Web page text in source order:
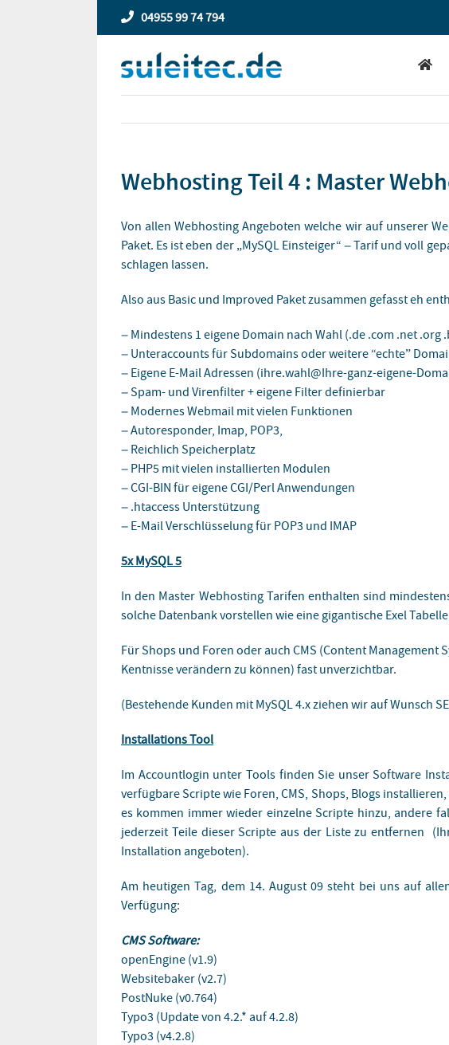
04955 99 74 794
Webhosting Teil 4 : Master
Von allen Webhosting Angeboten welche wir auf unserer
Paket. Es ist eben der „MySQL Einsteiger“ – Tarif und voll
schlagen lassen.
Also aus Basic und Improved Paket zusammen gefasst eh
– Mindestens 1 eigene Domain nach Wahl (.de .com .net .org
– Unteraccounts für Subdomains oder weitere “echte”
– Eigene E-Mail Adressen (ihre.wahl@Ihre-ganz-eigene-
– Spam- und Virenfilter + eigene Filter definierbar
– Modernes Webmail mit vielen Funktionen
– Autoresponder, Imap, POP3,
– Reichlich Speicherplatz
– PHP5 mit vielen installierten Modulen
– CGI-BIN für eigene CGI/Perl Anwendungen
– .htaccess Unterstützung
– E-Mail Verschlüsselung für POP3 und IMAP
5x MySQL 5
In den Master Webhosting Tarifen enthalten sind
solche Datenbank vorstellen wie eine gigantische Exel
Für Shops und Foren oder auch CMS (Content
Kentnisse verändern zu können) fast unverzichtbar.
(Bestehende Kunden mit MySQL 4.x ziehen wir auf Wunsch
Installations Tool
Im Accountlogin unter Tools finden Sie unser Software
verfügbare Scripte wie Foren, CMS, Shops, Blogs
es kommen immer wieder einzelne Scripte hinzu, andere
jederzeit Teile dieser Scripte aus der Liste zu entfernen
Installation angeboten).
Am heutigen Tag, dem 14. August 09 steht bei uns auf
Verfügung:
CMS Software:
openEngine (v1.9)
Websitebaker (v2.7)
PostNuke (v0.764)
Typo3 (Update von 4.2.* auf 4.2.8)
Typo3 (v4.2.8)